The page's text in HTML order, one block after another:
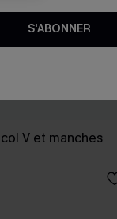
V et manches
S'ABONNER